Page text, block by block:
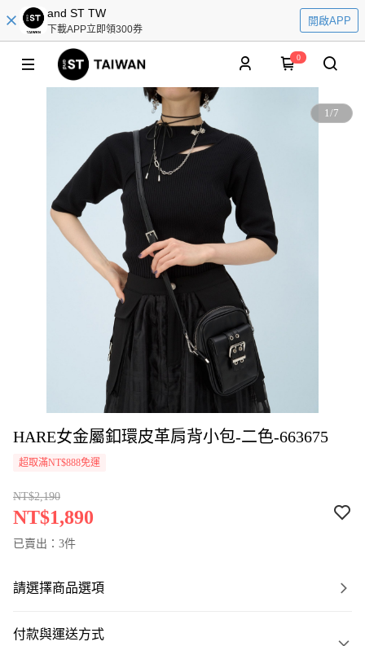
and ST TW
下載APP立即領300券
開啟APP
0
1/7
HARE女金屬釦環皮革肩背小包-二色-663675
超取滿NT$888免運
NT$2,190
NT$1,890
已賣出：3件
請選擇商品選項
付款與運送方式